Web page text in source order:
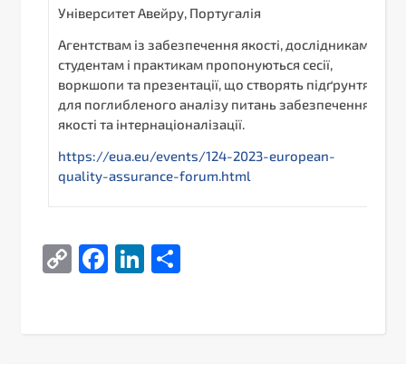
Університет Авейру, Португалія
Агентствам із забезпечення якості, дослідникам,
студентам і практикам пропонуються сесії,
воркшопи та презентації, що створять підґрунтя
для поглибленого аналізу питань забезпечення
якості та інтернаціоналізації.
https://eua.eu/events/124-2023-european-
quality-assurance-forum.html
CopyFacebook
LinkedIn